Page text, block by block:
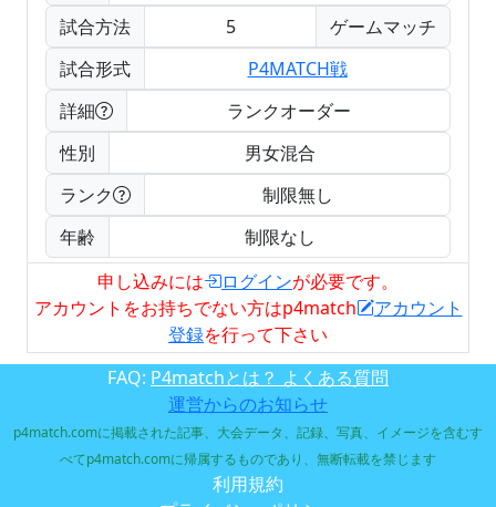
試合方法
5
ゲームマッチ
試合形式
P4MATCH戦
詳細
ランクオーダー
性別
男女混合
ランク
制限無し
年齢
制限なし
申し込みには
ログインが必要です。
アカウントをお持ちでない方はp4match
アカウント
登録を行って下さい
FAQ: P4matchとは？ よくある質問
運営からのお知らせ
p4match.comに掲載された記事、大会データ、記録、写真、イメージを含むす
べてp4match.comに帰属するものであり、無断転載を禁じます
利用規約